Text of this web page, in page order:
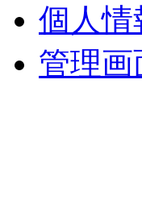
個人情
管理画